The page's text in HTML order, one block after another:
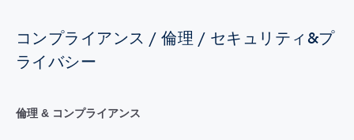
コンプライアンス / 倫理 / セキュリティ&プ
ライバシー
倫理 & コンプライアンス